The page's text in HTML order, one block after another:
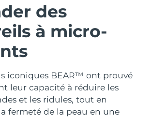
des
à micro-
iconiques BEAR™ ont prouvé
leur capacité à réduire les
et les ridules, tout en
fermeté de la peau en une